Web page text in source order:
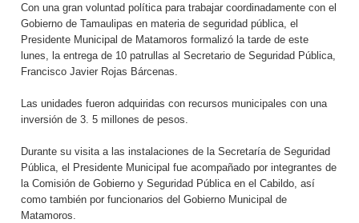
Con una gran voluntad política para trabajar coordinadamente con el
Gobierno de Tamaulipas en materia de seguridad pública, el
Presidente Municipal de Matamoros formalizó la tarde de este
lunes, la entrega de 10 patrullas al Secretario de Seguridad Pública,
Francisco Javier Rojas Bárcenas.
Las unidades fueron adquiridas con recursos municipales con una
inversión de 3. 5 millones de pesos.
Durante su visita a las instalaciones de la Secretaría de Seguridad
Pública, el Presidente Municipal fue acompañado por integrantes de
la Comisión de Gobierno y Seguridad Pública en el Cabildo, así
como también por funcionarios del Gobierno Municipal de
Matamoros.